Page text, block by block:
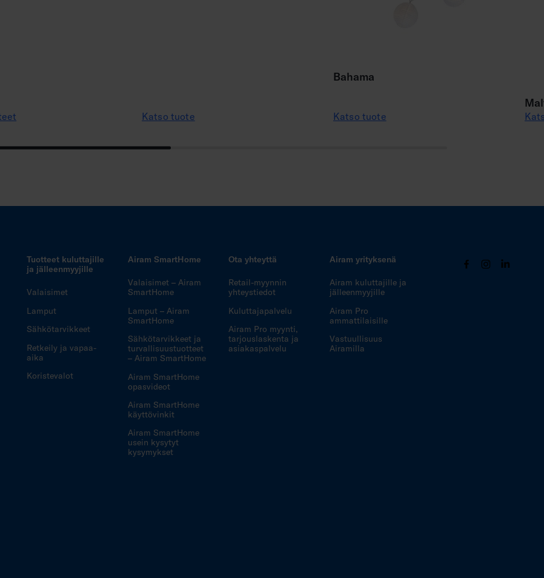
Katso tuote
Bahama
Katso tuote
Tuotteet kuluttajille
ja jälleenmyyjille
Valaisimet
Lamput
Sähkötarvikkeet
Retkeily ja vapaa-
aika
Koristevalot
Airam SmartHome
Valaisimet – Airam
SmartHome
Lamput – Airam
SmartHome
Sähkötarvikkeet ja
turvallisuustuotteet
– Airam SmartHome
Airam SmartHome
opasvideot
Airam SmartHome
käyttövinkit
Airam SmartHome
usein kysytyt
kysymykset
Ota yhteyttä
Retail-myynnin
yhteystiedot
Kuluttajapalvelu
Airam Pro myynti,
tarjouslaskenta ja
asiakaspalvelu
Airam yrityksenä
Airam kuluttajille ja
jälleenmyyjille
Airam Pro
ammattilaisille
Vastuullisuus
Airamilla